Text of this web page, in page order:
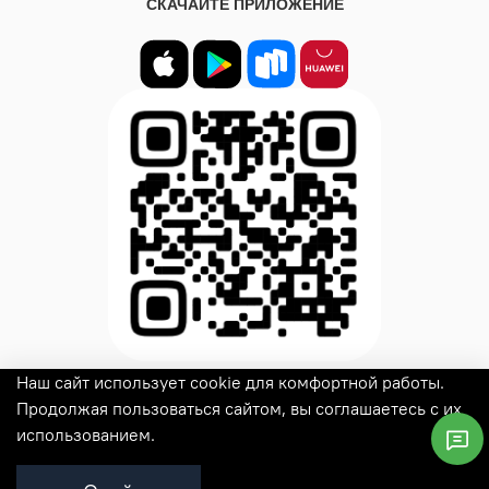
СКАЧАЙТЕ ПРИЛОЖЕНИЕ
© 2025 Все права защищены
Наш сайт использует cookie для комфортной работы.
Продолжая пользоваться сайтом, вы соглашаетесь с их
использованием.